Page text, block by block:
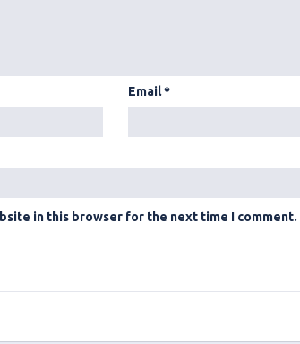
Email*
in this browser for the next time I comment.